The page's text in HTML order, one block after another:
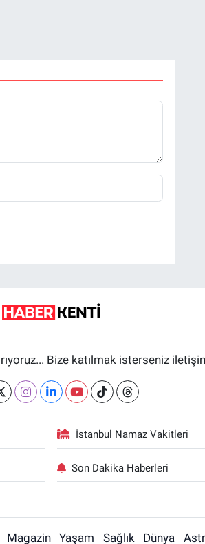
Bize katılmak isterseniz
İstanbul Namaz Vakitleri
Son Dakika Haberleri
Magazin Yaşam Sağlık Dünya